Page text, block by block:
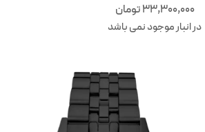
33,300,000تومان
در انبار موجود نمی باشد